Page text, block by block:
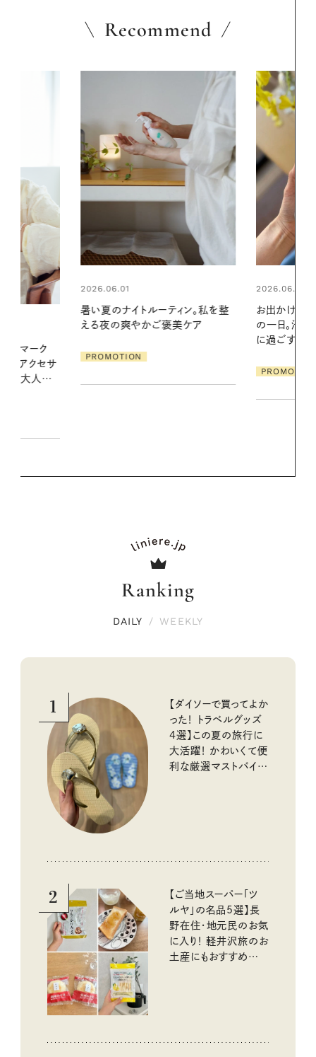
Recommend
2026.06.01
お出かけ前のひと手間で変わる、夏
の一日。汗ばむ季節を「ごきげん」
2026.06.01
真夏に向け
やりジェルと
地よくうるお
Ranking
DAILY / WEEKLY
1
【ダイソーで買ってよか
った！ トラベルグッズ
4選】この夏の旅行に
大活躍！ かわいくて便
利な厳選マストバイア
2
【ご当地スーパー「ツ
ルヤ」の名品5選】長
野在住・地元民のお気
に入り！ 軽井沢旅のお
土産にもおすすめのお